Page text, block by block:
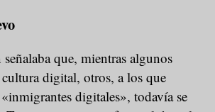
que, mientras algunos
cultura digital, otros, a los que
digitales», todavía se